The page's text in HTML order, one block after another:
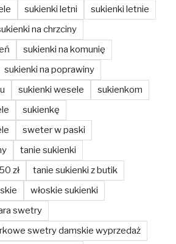
sukienki letni
sukienki letnie
na chrzciny
sukienki na komunię
sukienki na poprawiny
sukienki wesele
sukienkom
sukienkę
sweter w paski
tanie sukienki
zł
tanie sukienki z butik
włoskie sukienki
swetry
swetry damskie wyprzedaż